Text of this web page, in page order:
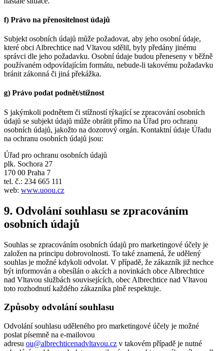
f) Právo na přenositelnost údajů
Subjekt osobních údajů může požadovat, aby jeho osobní údaje,
které obci Albrechtice nad Vltavou sdělil, byly předány jinému
správci dle jeho požadavku. Osobní údaje budou přeneseny v běžně
používaném odpovídajícím formátu, nebude-li takovému požadavku
bránit zákonná či jiná překážka.
g) Právo podat podnět/stížnost
S jakýmkoli podnětem či stížností týkající se zpracování osobních
údajů se subjekt údajů může obrátit přímo na Úřad pro ochranu
osobních údajů, jakožto na dozorový orgán. Kontaktní údaje Úřadu
na ochranu osobních údajů jsou:
Úřad pro ochranu osobních údajů
plk. Sochora 27
170 00 Praha 7
tel. č.: 234 665 111
web: www.uoou.cz
9. Odvolání souhlasu se zpracováním
osobních údajů
Souhlas se zpracováním osobních údajů pro marketingové účely je
založen na principu dobrovolnosti. To také znamená, že udělený
souhlas je možné kdykoli odvolat. V případě, že zákazník již nechce
být informován a obesílán o akcích a novinkách obce Albrechtice
nad Vltavou službách souvisejících, obec Albrechtice nad Vltavou
toto rozhodnutí každého zákazníka plně respektuje.
Způsoby odvolání souhlasu
Odvolání souhlasu uděleného pro marketingové účely je možné
poslat písemně na e-mailovou
adresu ou@albrechticenadvltavou.cz v takovém případě je nutné